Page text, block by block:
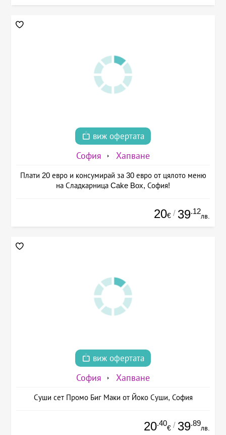
виж офертата
София Хапване
Плати 20 евро и консумирай за 30 евро от цялото меню
на Сладкарница Cake Box, София!
20€ / 39.12
лв.
виж офертата
София Хапване
Суши сет Промо Биг Маки от Йоко Суши, София
20.40
€ / 39.89
лв.